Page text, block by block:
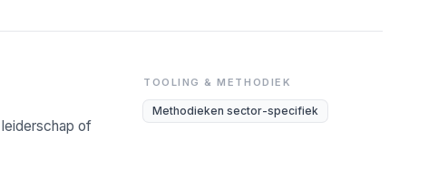
of
TOOLING & METHODIEK
Methodieken sector-specifiek